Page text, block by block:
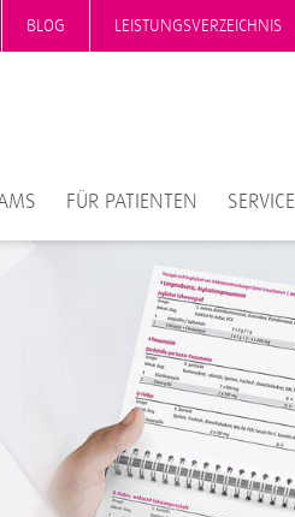
BLOG LEISTUNGSVERZEICHNIS
FÜR PATIENTEN SERVICE